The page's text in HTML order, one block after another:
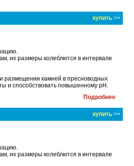
купить >>
их размеры колеблются в интервале
размещении камней в пресноводных
и способствовать повышенному рН.
Подробнее
купить >>
их размеры колеблются в интервале